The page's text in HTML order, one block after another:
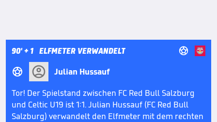
90'+ 1 ELFMETER VERWANDELT 

Julian Hussauf
Tor! Der Spielstand zwischen FC Red Bull Salzburg
und Celtic U19 ist 1:1. Julian Hussauf (FC Red Bull
Salzburg) verwandelt den Elfmeter mit dem rechten